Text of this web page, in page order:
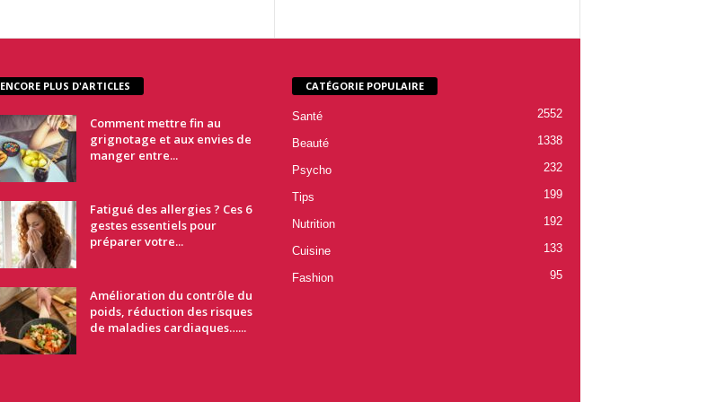
ENCORE PLUS D'ARTICLES
Comment mettre fin au
grignotage et aux envies de
manger entre...
Fatigué des allergies ? Ces 6
gestes essentiels pour
préparer votre...
Amélioration du contrôle du
poids, réduction des risques
de maladies cardiaques…...
CATÉGORIE POPULAIRE
Santé 2552
Beauté 1338
Psycho 232
Tips 199
Nutrition 192
Cuisine 133
Fashion 95